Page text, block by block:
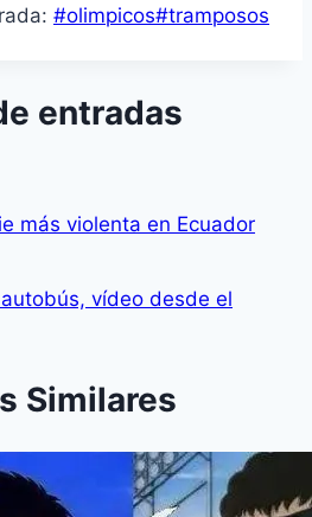
#olimpicos#tramposos
entradas
más violenta en Ecuador
ví­deo desde el
Similares